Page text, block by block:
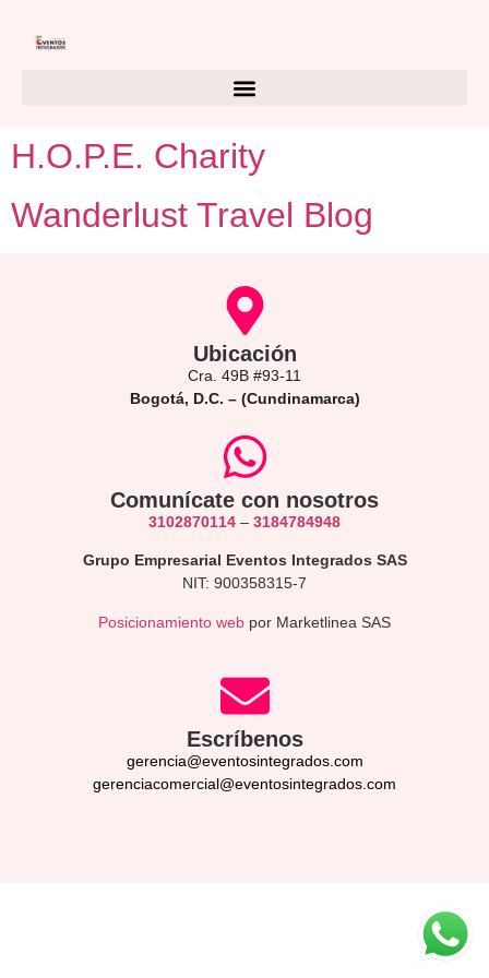
H.O.P.E. Charity
Wanderlust Travel Blog
Ubicación
Cra. 49B #93-11
Bogotá, D.C. – (Cundinamarca)
Comunícate con nosotros
3102870114 – 3184784948
Grupo Empresarial Eventos Integrados SAS
NIT: 900358315-7
Posicionamiento web por Marketlinea SAS
Escríbenos
gerencia@eventosintegrados.com
gerenciacomercial@eventosintegrados.com